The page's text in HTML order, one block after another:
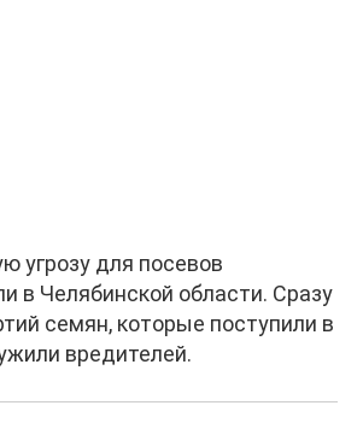
угрозу для посевов
в Челябинской области. Сразу
семян, которые поступили в
вредителей.